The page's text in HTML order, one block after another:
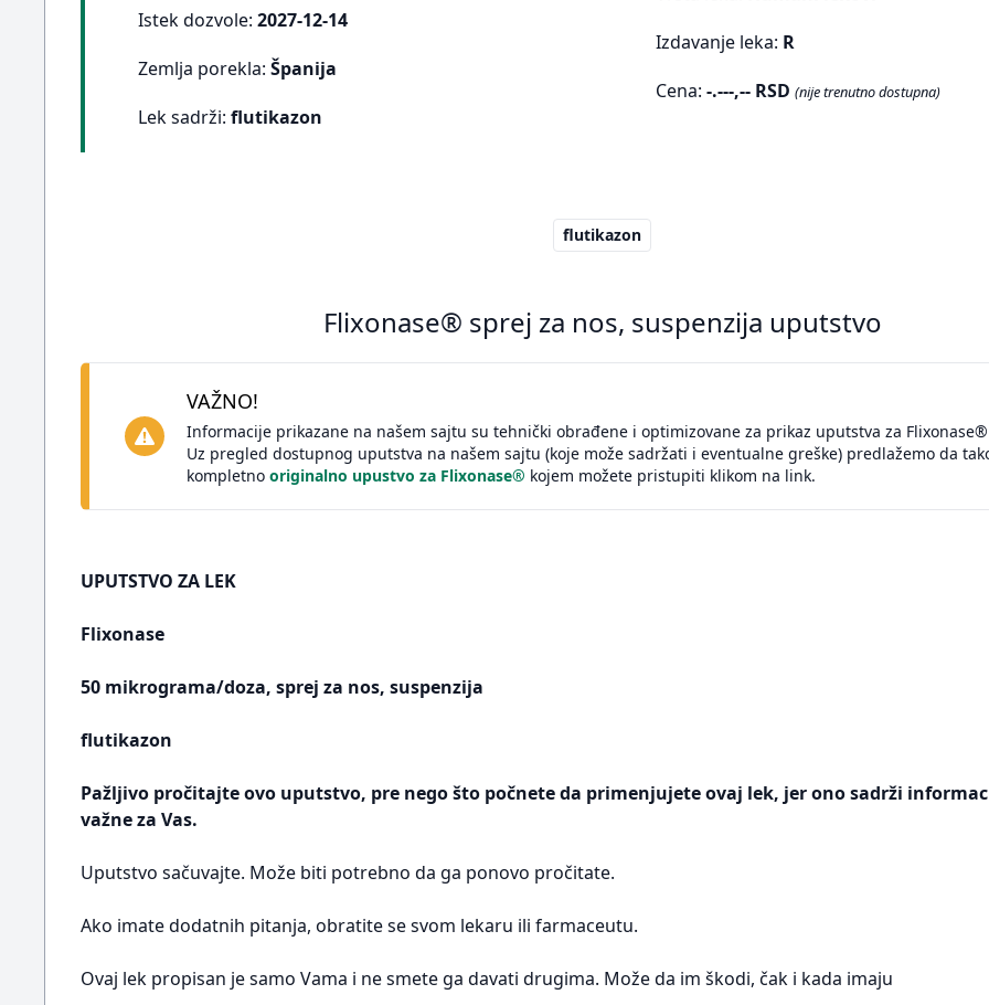
Istek dozvole: 2027-12-14
Zemlja porekla: Španija
Lek sadrži: flutikazon
Izdavanje leka: R
Cena: -.---,-- RSD (nije trenutno dostupna)
flutikazon
Flixonase® sprej za nos, suspenzija uputstvo
VAŽNO!
Informacije prikazane na našem sajtu su tehnički obrađene i optimizovane za prikaz uputstva za
Uz pregled dostupnog uputstva na našem sajtu (koje može sadržati i eventualne greške) predlažemo da
kompletno originalno upustvo za Flixonase® kojem možete pristupiti klikom na link.
UPUTSTVO ZA LEK
Flixonase
50 mikrograma/doza, sprej za nos, suspenzija
flutikazon
Pažljivo pročitajte ovo uputstvo, pre nego što počnete da primenjujete ovaj lek, jer ono sadrži
važne za Vas.
Uputstvo sačuvajte. Može biti potrebno da ga ponovo pročitate.
Ako imate dodatnih pitanja, obratite se svom lekaru ili farmaceutu.
Ovaj lek propisan je samo Vama i ne smete ga davati drugima. Može da im škodi, čak i kada imaju